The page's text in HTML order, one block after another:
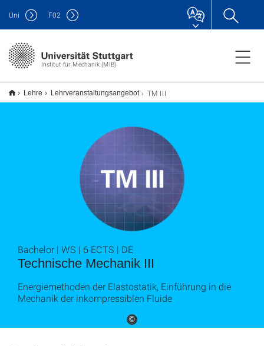
Institut für Mechanik (MIB)
Uni F02
Lehre Lehrveranstaltungsangebot TM III
©
Technische Mechanik III
Bachelor | WS | 6 ECTS | DE
Energiemethoden der Elastostatik, Einführung in die
Mechanik der inkompressiblen Fluide